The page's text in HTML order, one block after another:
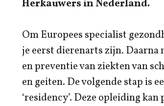
Herkauwers in Nederland.
Om Europees specialist
je eerst dierenarts zijn. Daarna
en preventie van ziekten van
en geiten. De volgende stap is
‘residency’. Deze opleiding